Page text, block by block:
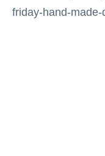
friday-hand-made-